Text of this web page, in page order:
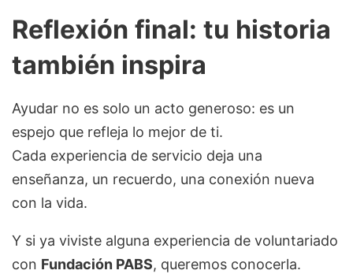
Reflexión final: tu historia
también inspira
Ayudar no es solo un acto generoso: es un
espejo que refleja lo mejor de ti.
Cada experiencia de servicio deja una
enseñanza, un recuerdo, una conexión nueva
con la vida.
Y si ya viviste alguna experiencia de voluntariado
con Fundación PABS, queremos conocerla.